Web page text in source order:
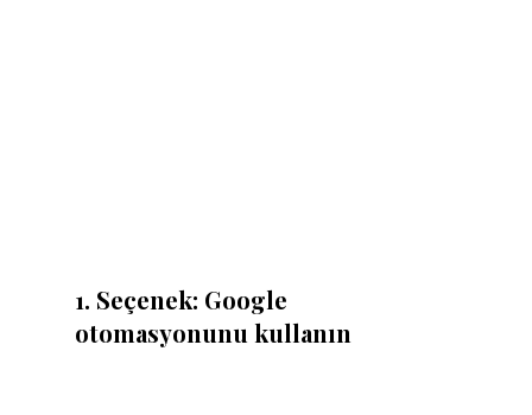
1. Seçenek: Google
otomasyonunu kullanın